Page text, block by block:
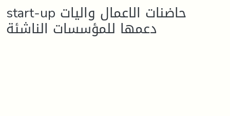
start-up حاضنات الاعمال واليات
دعمها للمؤسسات الناشئة